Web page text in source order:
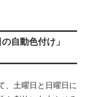
自動色付け」
、土曜日と日曜日に